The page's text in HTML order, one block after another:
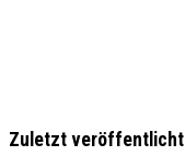
Zuletzt veröffentlicht